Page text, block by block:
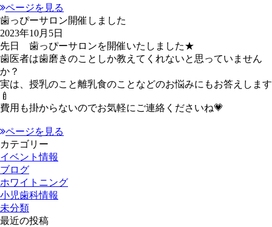
ページを見る
歯っぴーサロン開催しました
2023年10月5日
先日 歯っぴーサロンを開催いたしました★
歯医者は歯磨きのことしか教えてくれないと思っていません
か？
実は、授乳のこと離乳食のことなどのお悩みにもお答えします
🍼
費用も掛からないのでお気軽にご連絡くださいね💗
ページを見る
カテゴリー
イベント情報
ブログ
ホワイトニング
小児歯科情報
未分類
最近の投稿